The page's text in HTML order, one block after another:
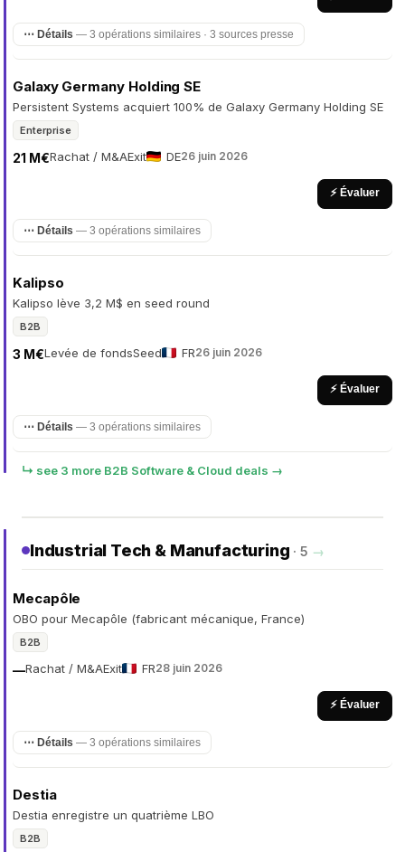
⋯ Détails — 3 opérations similaires · 3 sources presse
Galaxy Germany Holding SE
Persistent Systems acquiert 100% de Galaxy Germany Holding SE
Enterprise
Rachat / M&A
21 M€ Exit DE26 juin 2026
⚡ Évaluer
⋯ Détails — 3 opérations similaires
Kalipso
Kalipso lève 3,2 M$ en seed round
B2B
Levée de fonds
3 M€ Seed FR26 juin 2026
⚡ Évaluer
⋯ Détails — 3 opérations similaires
↳ see 3 more B2B Software & Cloud deals →
Industrial Tech & Manufacturing · 5 →
Mecapôle
OBO pour Mecapôle (fabricant mécanique, France)
B2B
Rachat / M&A
— Exit FR28 juin 2026
⚡ Évaluer
⋯ Détails — 3 opérations similaires
Destia
Destia enregistre un quatrième LBO
B2B